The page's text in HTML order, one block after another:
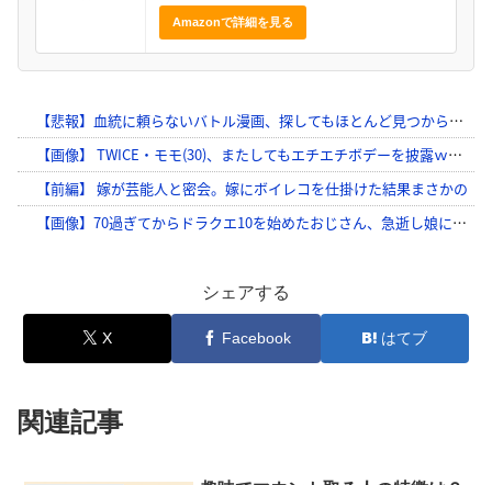
Amazonで詳細を見る
シェアする
X Facebook はてブ
関連記事